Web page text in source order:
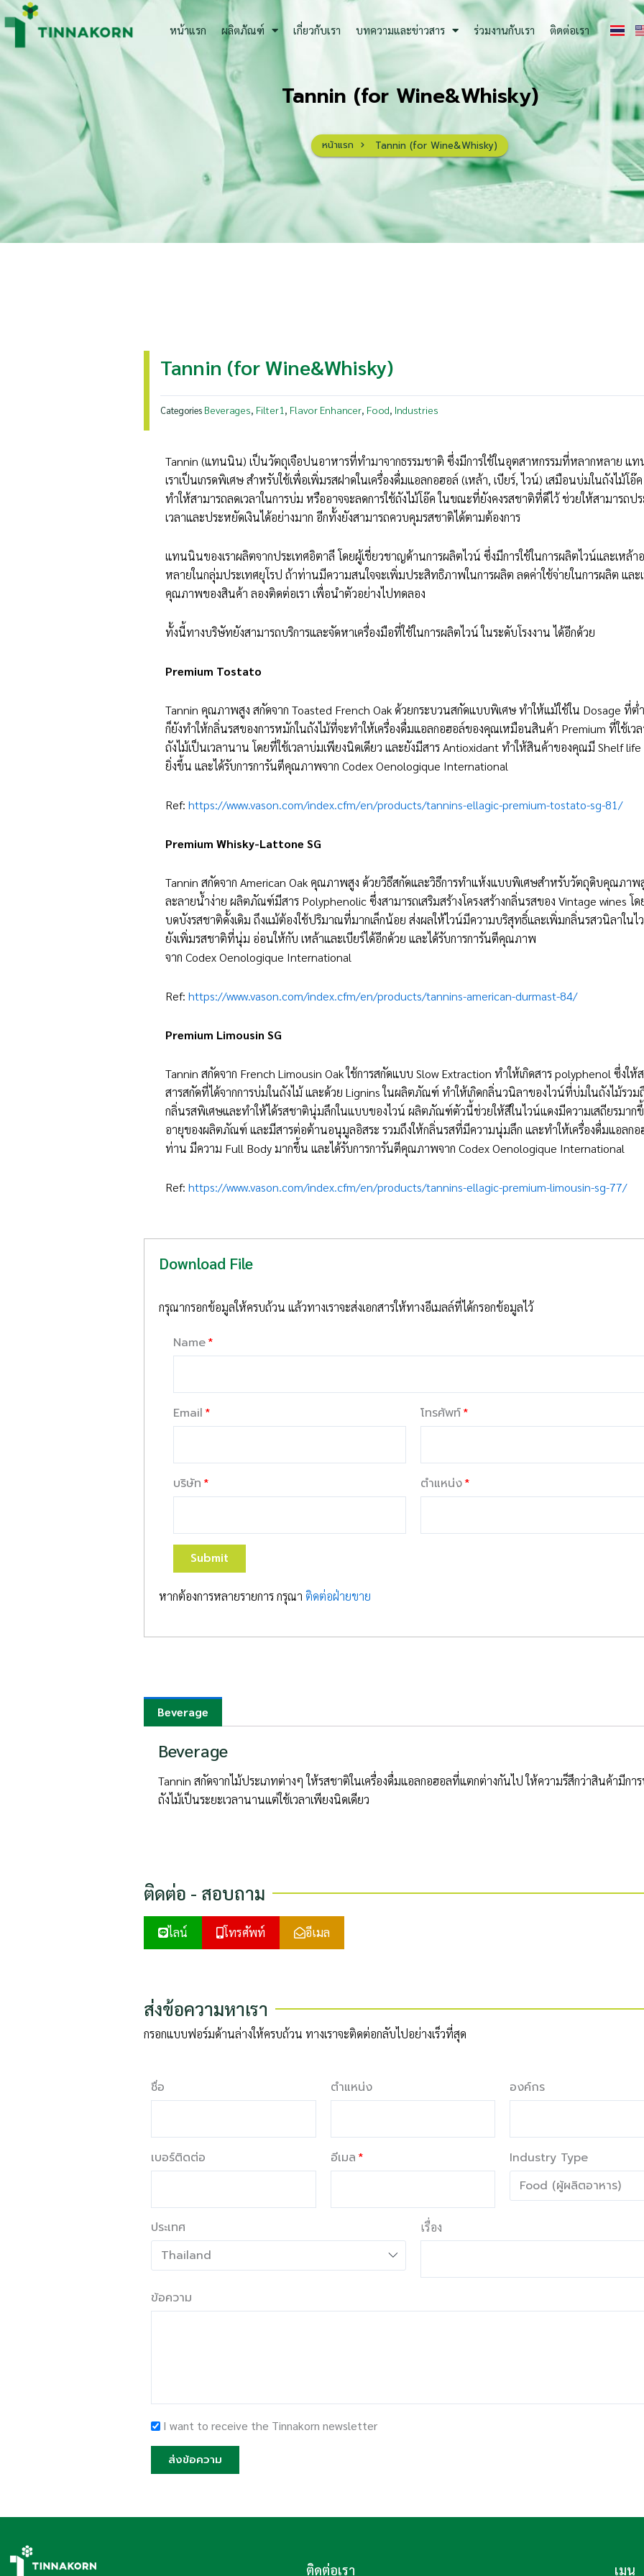
Skip
to
content
หน้าแรก ผลิตภัณฑ์ เกี่ยวกับเรา บทความและข่าวสาร ร่วมงานกับเรา ติดต่อเรา
Tannin (for Wine&Whisky)
หน้าแรก Tannin (for Wine&Whisky)
Tannin (for Wine&Whisky)
Categories Beverages, Filter1 , Flavor Enhancer, Food, Industries
Tannin (แทนนิน) เป็นวัตถุเจือปนอาหารที่ทำมาจากธรรมชาติ ซึ่งมีการใช้ในอุตสาหกรรมที่หลากหลาย แ
เราเป็นเกรดพิเศษ สำหรับใช้เพื่อเพิ่มรสฝาดในเครื่องดื่มแอลกอฮอล์ (เหล้า, เบียร์, ไวน์) เสมือนบ่มในถังไม้โอ๊
ทำให้สามารถลดเวลาในการบ่ม หรืออาจจะลดการใช้ถังไม้โอ๊ค ในขณะที่ยังคงรสชาติที่ดีไว้ ช่วยให้สามารถป
เวลาและประหยัดเงินได้อย่างมาก อีกทั้งยังสามารถควบคุมรสชาติได้ตามต้องการ
แทนนินของเราผลิตจากประเทศอิตาลี โดยผู้เชี่ยวชาญด้านการผลิตไวน์ ซึ่งมีการใช้ในการผลิตไวน์และเหล้า
หลายในกลุ่มประเทศยุโรป ถ้าท่านมีความสนใจจะเพิ่มประสิทธิภาพในการผลิต ลดค่าใช้จ่ายในการผลิต และ
คุณภาพของสินค้า ลองติดต่อเรา เพื่อนำตัวอย่างไปทดลอง
ทั้งนี้ทางบริษัทยังสามารถบริการและจัดหาเครื่องมือที่ใช้ในการผลิตไวน์ ในระดับโรงงาน ได้อีกด้วย
Premium Tostato
Tannin คุณภาพสูง สกัดจาก Toasted French Oak ด้วยกระบวนสกัดแบบพิเศษ ทำให้แม้ใช้ใน Dosage ที่ต่
ก็ยังทำให้กลิ่นรสของการหมักในถังไม้ที่จะทำให้เครื่องดื่มแอลกอฮอล์ของคุณเหมือนสินค้า Premium ที่ใช้เว
ถังไม้เป็นเวลานาน โดยที่ใช้เวลาบ่มเพียงนิดเดียว และยังมีสาร Antioxidant ทำให้สินค้าของคุณมี Shelf
ยิ่งขึ้น และได้รับการการันตีคุณภาพจาก Codex Oenologique International
Ref: https://www.vason.com/index.cfm/en/products/tannins-ellagic-premium-tostato-sg-81/
Premium Whisky-Lattone SG
Tannin สกัดจาก American Oak คุณภาพสูง ด้วยวิธีสกัดและวิธีการทำแห้งแบบพิเศษสำหรับวัตถุดิบคุณภาพ
ละลายน้ำง่าย ผลิตภัณฑ์มีสาร Polyphenolic ซึ่งสามารถเสริมสร้างโครงสร้างกลิ่นรสของ Vintage wines โด
บดบังรสชาติดั้งเดิม ถึงแม้ต้องใช้ปริมาณที่มากเล็กน้อย ส่งผลให้ไวน์มีความบริสุทธิ์และเพิ่มกลิ่นรสวนิลาในไ
ยังเพิ่มรสชาติที่นุ่ม อ่อนให้กับ เหล้าและเบียร์ได้อีกด้วย และได้รับการการันตีคุณภาพ
จาก Codex Oenologique International
Ref: https://www.vason.com/index.cfm/en/products/tannins-american-durmast-84/
Premium Limousin SG
Tannin สกัดจาก French Limousin Oak ใช้การสกัดแบบ Slow Extraction ทำให้เกิดสาร polyphenol ซึ่งให้
สารสกัดที่ได้จากการบ่มในถังไม้ และด้วย Lignins ในผลิตภัณฑ์ ทำให้เกิดกลิ่นวนิลาของไวน์ที่บ่มในถังไม้รวม
กลิ่นรสพิเศษและทำให้ได้รสชาตินุ่มลึกในแบบของไวน์ ผลิตภัณฑ์ตัวนี้ช่วยให้สีในไวน์แดงมีความเสถียรมาก
อายุของผลิตภัณฑ์ และมีสารต่อต้านอนุมูลอิสระ รวมถึงให้กลิ่นรสที่มีความนุ่มลึก และทำให้เครื่องดื่มแอลกอ
ท่าน มีความ Full Body มากขึ้น และได้รับการการันตีคุณภาพจาก Codex Oenologique International
Ref: https://www.vason.com/index.cfm/en/products/tannins-ellagic-premium-limousin-sg-77/
Download File
กรุณากรอกข้อมูลให้ครบถ้วน แล้วทางเราจะส่งเอกสารให้ทางอีเมลล์ที่ได้กรอกข้อมูลไว้
Name
Email โทรศัพท์
บริษัท ตำแหน่ง
Submit
หากต้องการหลายรายการ กรุณา ติดต่อฝ่ายขาย
Beverage
Beverage
Tannin สกัดจากไม้ประเภทต่างๆ ให้รสชาติในเครื่องดื่มแอลกอฮอลที่แตกต่างกันไป ให้ความร็สึกว่าสินค้ามีกา
ถังไม้เป็นระยะเวลานานแต่ใช้เวลาเพียงนิดเดียว
ติดต่อ - สอบถาม
ไลน์ โทรศัพท์ อีเมล
ส่งข้อความหาเรา
กรอกแบบฟอร์มด้านล่างให้ครบถ้วน ทางเราจะติดต่อกลับไปอย่างเร็วที่สุด
ชื่อ
เบอร์ติดต่อ
ตำแหน่ง
อีเมล
องค์กร
Industry Type
ประเทศ เรื่อง
ข้อความ
I want to receive the Tinnakorn newsletter
ส่งข้อความ
ติดต่อเรา เมนู